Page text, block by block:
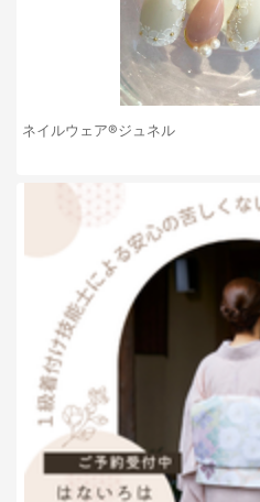
ネイルウェア®️ジュネル